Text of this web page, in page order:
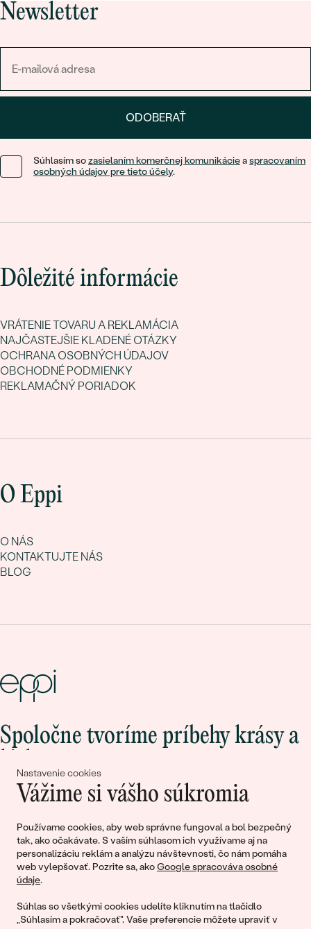
Nastavenie cookies
Vážime si vášho súkromia
Používame cookies, aby web správne fungoval a bol bezpečný
tak, ako očakávate. S vaším súhlasom ich využívame aj na
personalizáciu reklám a analýzu návštevnosti, čo nám pomáha
web vylepšovať. Pozrite sa, akoGoogle spracováva osobné
údaje.
Súhlas so všetkými cookies udelíte kliknutím na tlačidlo
„Súhlasím a pokračovať". Vaše preferencie môžete upraviť v
Newsletter
ODOBERAŤ
Súhlasím sozasielaním komerčnej komunikácieaspracovaním
osobných údajov pre tieto účely.
Dôležité informácie
VRÁTENIE TOVARU A REKLAMÁCIA
NAJČASTEJŠIE KLADENÉ OTÁZKY
OCHRANA OSOBNÝCH ÚDAJOV
OBCHODNÉ PODMIENKY
REKLAMAČNÝ PORIADOK
O Eppi
O NÁS
KONTAKTUJTE NÁS
BLOG
Spoločne tvoríme príbehy krásy a
Pripojte sa k nám!